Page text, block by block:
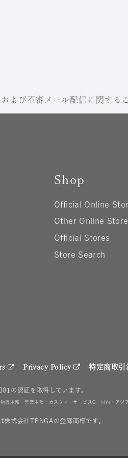
よび不審メール配信に関する
Shop
Official Online
Other Online
Official Stores
Store Search
Privacy Policy 特定商取引
の認証を取得しています。
流本部・営業本部・カスタマーサービスG・国内・ア
株式会社TENGAの登録商標です。